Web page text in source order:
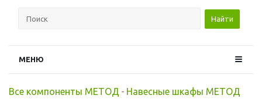
Найти
МЕНЮ
Все компоненты МЕТОД - Навесные шкафы МЕТОД